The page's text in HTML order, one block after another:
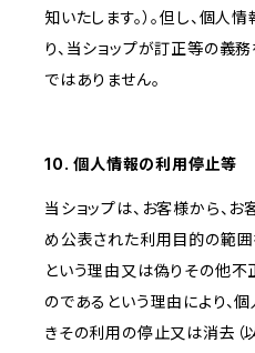
知いたします。）。但し、個
り、当ショップが訂正等の義
ではありません。
10. 個人情報の利用停止等
当ショップは、お客様から、
め公表された利用目的の範
という理由又は偽りその他不
のであるという理由により、
きその利用の停止又は消去（